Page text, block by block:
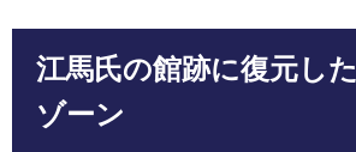
て
江馬氏の館跡に復元し
ゾーン